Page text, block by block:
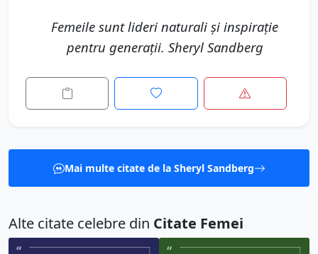
Femeile sunt lideri naturali și inspirație
pentru generații. Sheryl Sandberg
Mai multe citate de la Sheryl Sandberg
Alte citate celebre din Citate Femei